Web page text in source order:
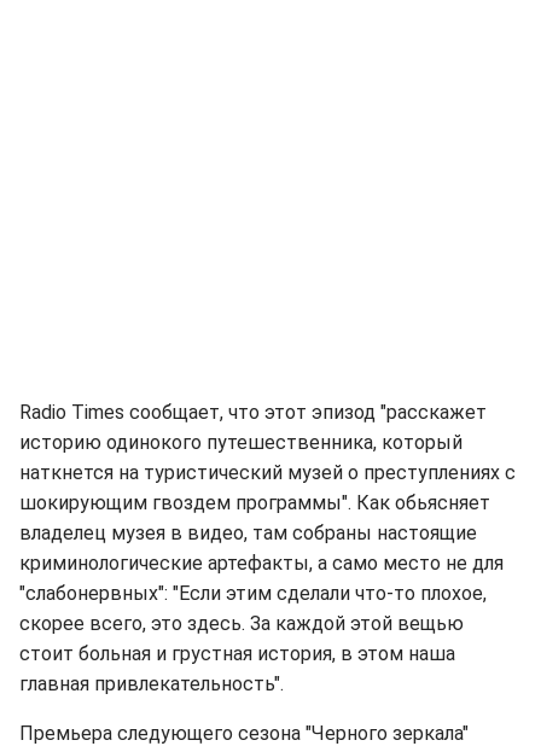
Radio Times сообщает, что этот эпизод "расскажет
историю одинокого путешественника, который
наткнется на туристический музей о преступлениях с
шокирующим гвоздем программы". Как обьясняет
владелец музея в видео, там собраны настоящие
криминологические артефакты, а само место не для
"слабонервных": "Если этим сделали что-то плохое,
скорее всего, это здесь. За каждой этой вещью
стоит больная и грустная история, в этом наша
главная привлекательность".
Премьера следующего сезона "Черного зеркала"